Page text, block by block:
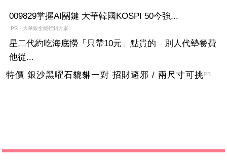
009829掌握AI關鍵 大華韓國KOSPI 50今強...
PR・大華銀全能行銷方案
星二代約吃海底撈「只帶10元」點貴的 別人代墊餐費
他從...
特價 銀沙黑曜石貔貅一對 招財避邪 / 兩尺寸可挑PR